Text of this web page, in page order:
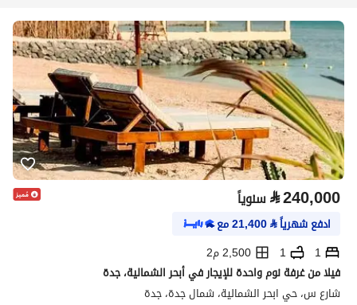
⃁240,000 سنوياً
ادفع شهرياً⃁
21,400مع
1
1
2,500 م2
فيلا من غرفة نوم واحدة للإيجار في أبحر الشمالية، جدة
شارع س، حي ابحر الشمالية، شمال جدة، جدة